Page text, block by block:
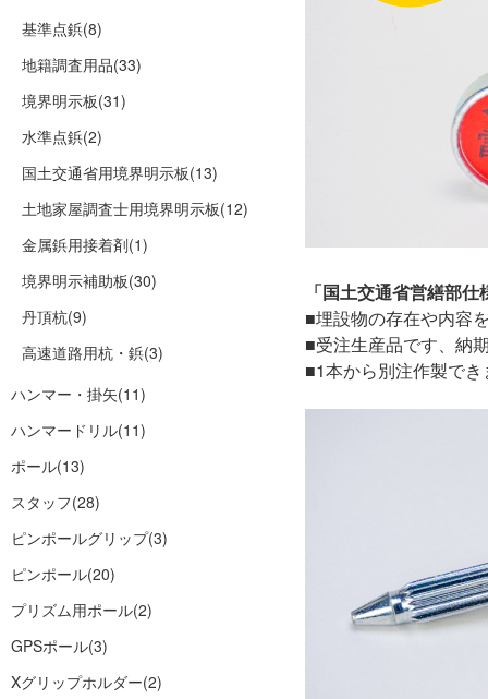
基準点鋲(8)
地籍調査用品(33)
境界明示板(31)
水準点鋲(2)
国土交通省用境界明示板(13)
土地家屋調査士用境界明示板(12)
金属鋲用接着剤(1)
境界明示補助板(30)
丹頂杭(9)
高速道路用杭・鋲(3)
ハンマー・掛矢(11)
ハンマードリル(11)
ポール(13)
スタッフ(28)
ピンポールグリップ(3)
ピンポール(20)
プリズム用ポール(2)
GPSポール(3)
Xグリップホルダー(2)
「国土交通省営繕部
■埋設物の存在や内容
■受注生産品です、納
■1本から別注作製で